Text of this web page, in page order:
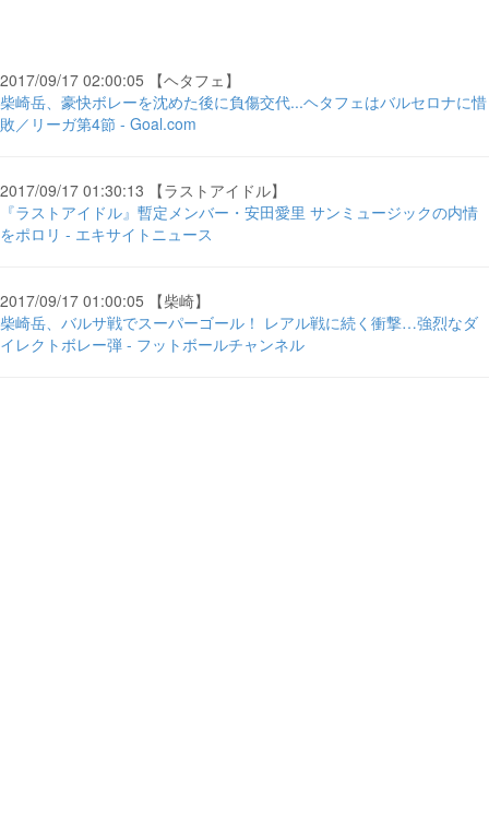
2017/09/17 02:00:05 【ヘタフェ】
柴崎岳、豪快ボレーを沈めた後に負傷交代...ヘタフェはバルセロナに惜
敗／リーガ第4節 - Goal.com
2017/09/17 01:30:13 【ラストアイドル】
『ラストアイドル』暫定メンバー・安田愛里 サンミュージックの内情
をポロリ - エキサイトニュース
2017/09/17 01:00:05 【柴崎】
柴崎岳、バルサ戦でスーパーゴール！ レアル戦に続く衝撃…強烈なダ
イレクトボレー弾 - フットボールチャンネル